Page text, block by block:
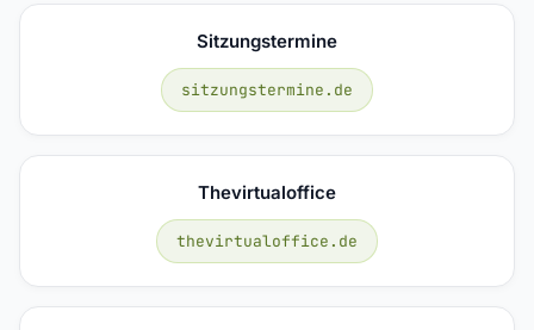
Sitzungstermine
sitzungstermine.de
Thevirtualoffice
thevirtualoffice.de